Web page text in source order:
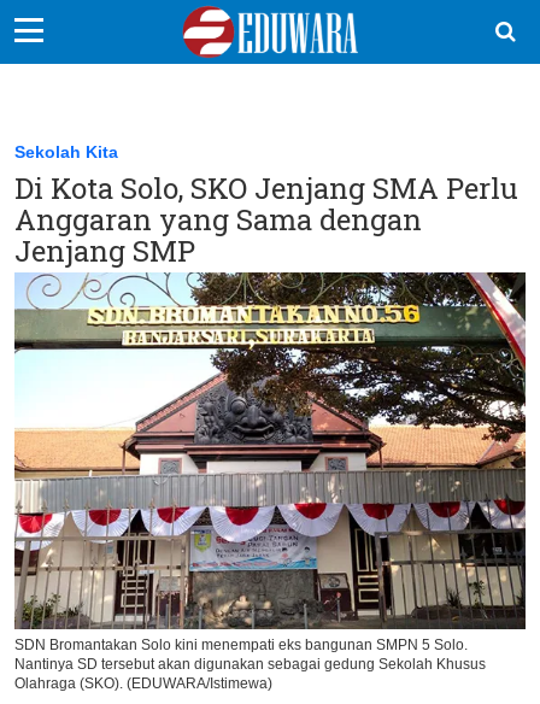
Sekolah Kita
Vokasi
Kampus
Idea
Sains
Ikuti Kami di:
Sekolah Kita
Di Kota Solo, SKO Jenjang SMA Perlu
Anggaran yang Sama dengan
Jenjang SMP
SDN Bromantakan Solo kini menempati eks bangunan SMPN 5 Solo.
Nantinya SD tersebut akan digunakan sebagai gedung Sekolah Khusus
Olahraga (SKO). (EDUWARA/Istimewa)